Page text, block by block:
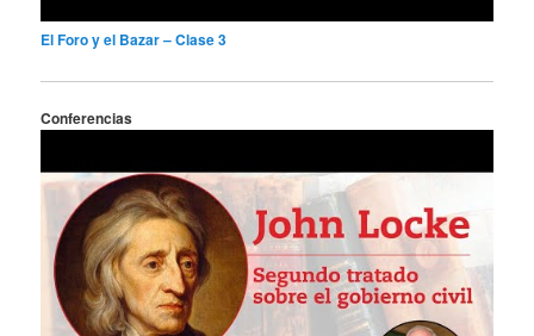
El Foro y el Bazar – Clase 3
Conferencias